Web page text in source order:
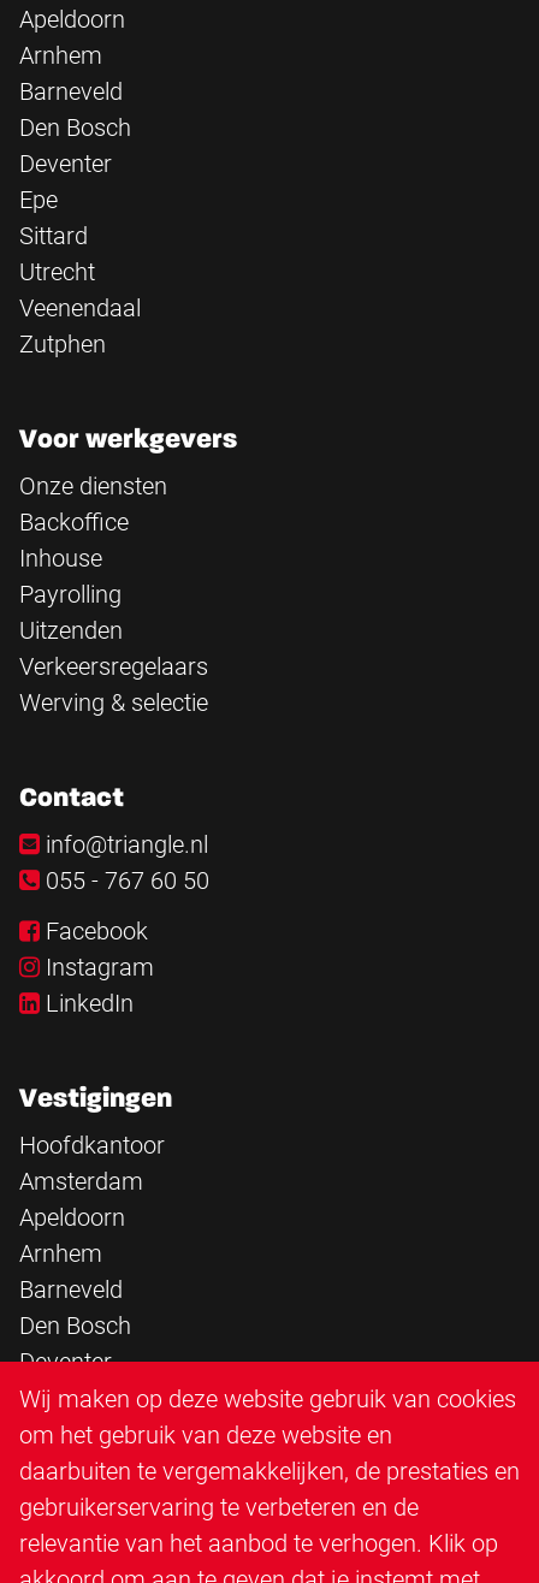
Apeldoorn
Arnhem
Barneveld
Den Bosch
Deventer
Epe
Sittard
Utrecht
Veenendaal
Zutphen
Voor werkgevers
Onze diensten
Backoffice
Inhouse
Payrolling
Uitzenden
Verkeersregelaars
Werving & selectie
Contact
info@triangle.nl
055 - 767 60 50
Facebook
Instagram
LinkedIn
Vestigingen
Hoofdkantoor
Amsterdam
Apeldoorn
Arnhem
Barneveld
Den Bosch
Deventer
Epe
Sittard
Triangle Infra
Triangle Steigerbouw
Utrecht
Wij maken op deze website gebruik van cookies
om het gebruik van deze website en
daarbuiten te vergemakkelijken, de prestaties en
gebruikerservaring te verbeteren en de
relevantie van het aanbod te verhogen. Klik op